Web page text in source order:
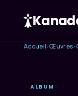
Accueil ›Œuvres›
ALBUM